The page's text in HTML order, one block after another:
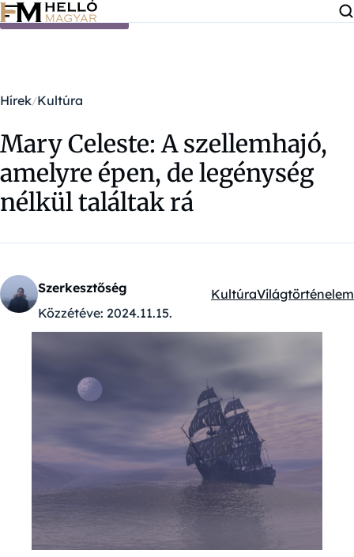
Ugrás a tartalomra
Hírek Kultúra
Mary Celeste: A szellemhajó,
amelyre épen, de legénység
nélkül találtak rá
Szerkesztőség
Közzétéve: 2024.11.15.
Kategóriák:
KultúraVilágtörténelem